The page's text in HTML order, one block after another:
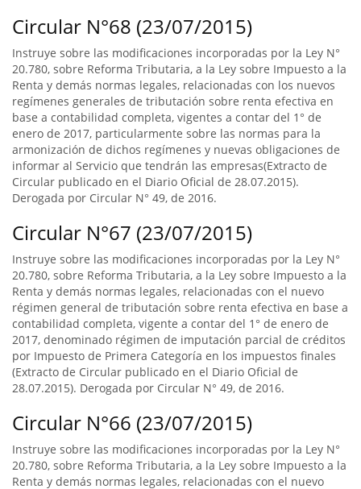
Circular N°68 (23/07/2015)
Instruye sobre las modificaciones incorporadas por la Ley N°
20.780, sobre Reforma Tributaria, a la Ley sobre Impuesto a la
Renta y demás normas legales, relacionadas con los nuevos
regímenes generales de tributación sobre renta efectiva en
base a contabilidad completa, vigentes a contar del 1° de
enero de 2017, particularmente sobre las normas para la
armonización de dichos regímenes y nuevas obligaciones de
informar al Servicio que tendrán las empresas(Extracto de
Circular publicado en el Diario Oficial de 28.07.2015).
Derogada por Circular N° 49, de 2016.
Circular N°67 (23/07/2015)
Instruye sobre las modificaciones incorporadas por la Ley N°
20.780, sobre Reforma Tributaria, a la Ley sobre Impuesto a la
Renta y demás normas legales, relacionadas con el nuevo
régimen general de tributación sobre renta efectiva en base a
contabilidad completa, vigente a contar del 1° de enero de
2017, denominado régimen de imputación parcial de créditos
por Impuesto de Primera Categoría en los impuestos finales
(Extracto de Circular publicado en el Diario Oficial de
28.07.2015). Derogada por Circular N° 49, de 2016.
Circular N°66 (23/07/2015)
Instruye sobre las modificaciones incorporadas por la Ley N°
20.780, sobre Reforma Tributaria, a la Ley sobre Impuesto a la
Renta y demás normas legales, relacionadas con el nuevo